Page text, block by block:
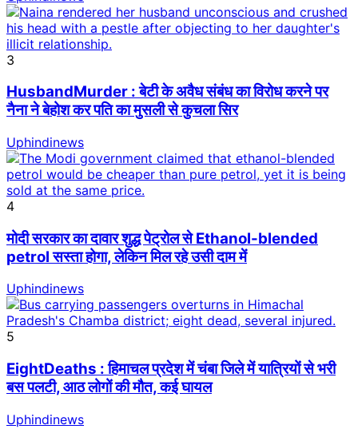
3
HusbandMurder : बेटी के अवैध संबंध का विरोध करने पर
नैना ने बेहोश कर पति का मुसली से कुचला सिर
Uphindinews
4
मोदी सरकार का दावार शुद्ध पेट्रोल से Ethanol-blended
petrol सस्ता होगा, लेकिन मिल रहे उसी दाम में
Uphindinews
5
EightDeaths : हिमाचल प्रदेश में चंबा जिले में यात्रियों से भरी
बस पलटी, आठ लोगों की मौत, कई घायल
Uphindinews